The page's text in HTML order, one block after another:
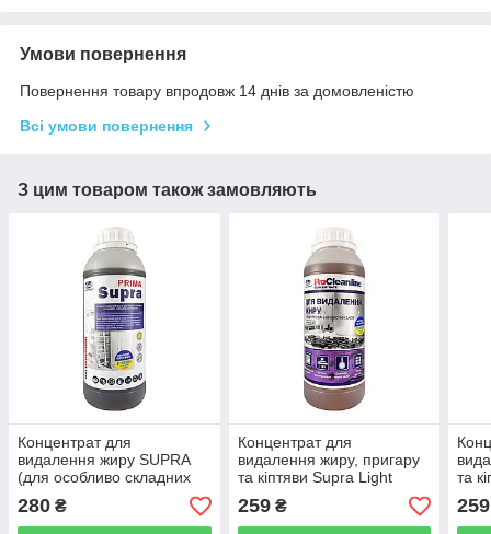
Умови повернення
Повернення товару впродовж 14 днів за домовленістю
Всі умови повернення
З цим товаром також замовляють
Концентрат для
видалення жиру SUPRA
(для особливо складних
забруднень) 1.4 кг
280 ₴
Концентрат для
видалення жиру, пригару
та кіптяви Supra Light
(1,25кг)
259₴
та
259